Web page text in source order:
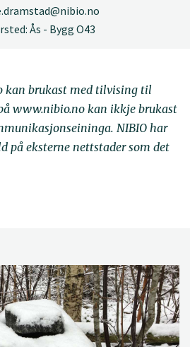
Ås - Bygg O43
kan brukast med tilvising til
www.nibio.no kan ikkje brukast
NIBIO har
på eksterne nettstader som det